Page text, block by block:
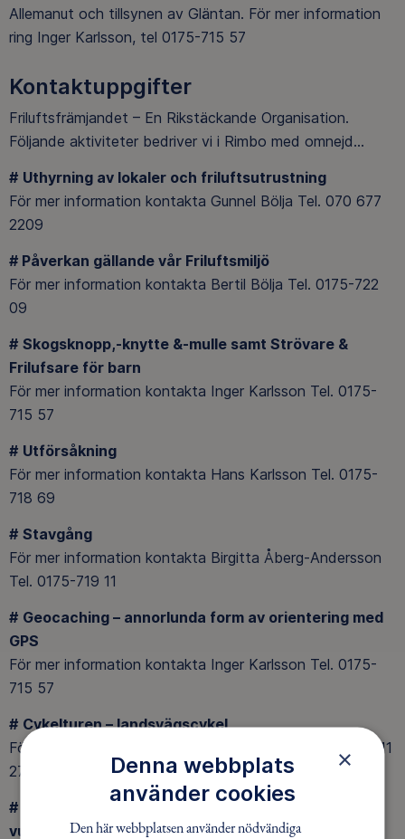
Allemanut och tillsynen av Gläntan. För mer information
ring Inger Karlsson, tel 0175-715 57
Kontaktuppgifter
Friluftsfrämjandet – En Rikstäckande Organisation.
Följande aktiviteter bedriver vi i Rimbo med omnejd…
# Uthyrning av lokaler och friluftsutrustning
För mer information kontakta Gunnel Bölja Tel. 070 677
2209
# Påverkan gällande vår Friluftsmiljö
För mer information kontakta Bertil Bölja Tel. 0175-722
09
# Skogsknopp,-knytte &-mulle samt Strövare &
Frilufsare för barn
För mer information kontakta Inger Karlsson Tel. 0175-
715 57
# Utförsåkning
För mer information kontakta Hans Karlsson Tel. 0175-
718 69
# Stavgång
För mer information kontakta Birgitta Åberg-Andersson
Tel. 0175-719 11
# Geocaching – annorlunda form av orientering med
GPS
För mer information kontakta Inger Karlsson Tel. 0175-
715 57
# Cykelturen – landsvägscykel
För mer information kontakta Åke Berggren Tel. 0175-711
27
#
vuxna och barn
×
Denna webbplats
använder cookies
Den här webbplatsen använder nödvändiga